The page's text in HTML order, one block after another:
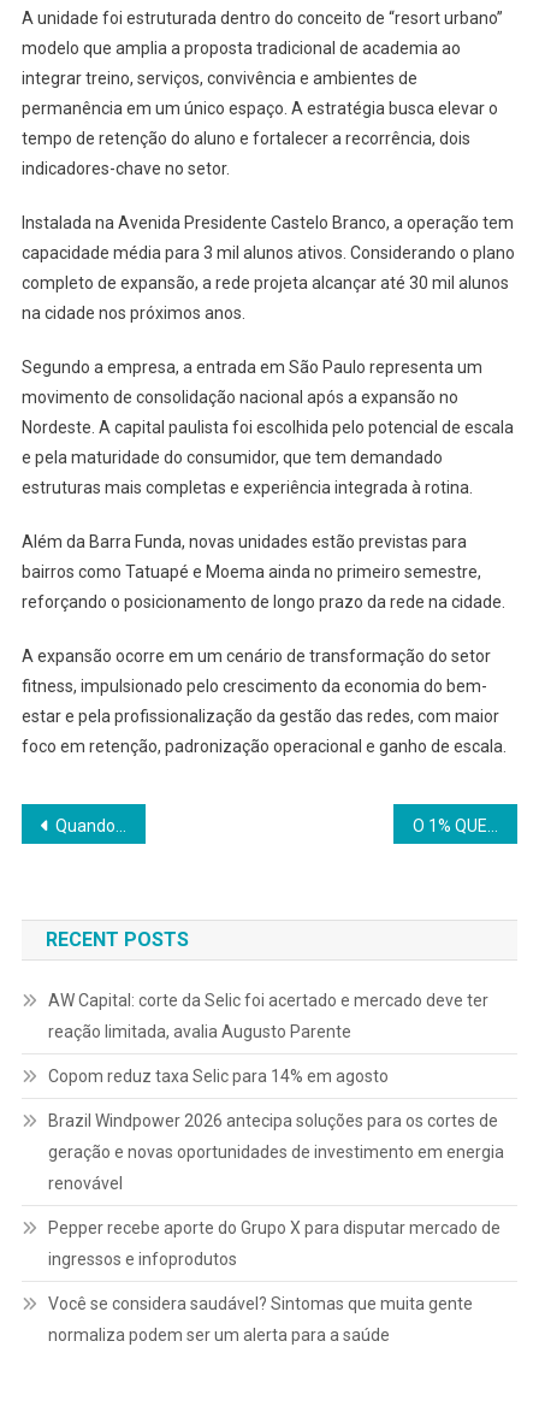
A unidade foi estruturada dentro do conceito de “resort urbano”
modelo que amplia a proposta tradicional de academia ao
integrar treino, serviços, convivência e ambientes de
permanência em um único espaço. A estratégia busca elevar o
tempo de retenção do aluno e fortalecer a recorrência, dois
indicadores-chave no setor.
Instalada na Avenida Presidente Castelo Branco, a operação tem
capacidade média para 3 mil alunos ativos. Considerando o plano
completo de expansão, a rede projeta alcançar até 30 mil alunos
na cidade nos próximos anos.
Segundo a empresa, a entrada em São Paulo representa um
movimento de consolidação nacional após a expansão no
Nordeste. A capital paulista foi escolhida pelo potencial de escala
e pela maturidade do consumidor, que tem demandado
estruturas mais completas e experiência integrada à rotina.
Além da Barra Funda, novas unidades estão previstas para
bairros como Tatuapé e Moema ainda no primeiro semestre,
reforçando o posicionamento de longo prazo da rede na cidade.
A expansão ocorre em um cenário de transformação do setor
fitness, impulsionado pelo crescimento da economia do bem-
estar e pela profissionalização da gestão das redes, com maior
foco em retenção, padronização operacional e ganho de escala.
Navegação
Post
Quando legado vira ativo estratégico
RECENT POSTS
AW Capital: corte da Selic foi acertado e mercado deve ter
reação limitada, avalia Augusto Parente
Copom reduz taxa Selic para 14% em agosto
Brazil Windpower 2026 antecipa soluções para os cortes de
geração e novas oportunidades de investimento em energia
renovável
Pepper recebe aporte do Grupo X para disputar mercado de
ingressos e infoprodutos
Você se considera saudável? Sintomas que muita gente
normaliza podem ser um alerta para a saúde